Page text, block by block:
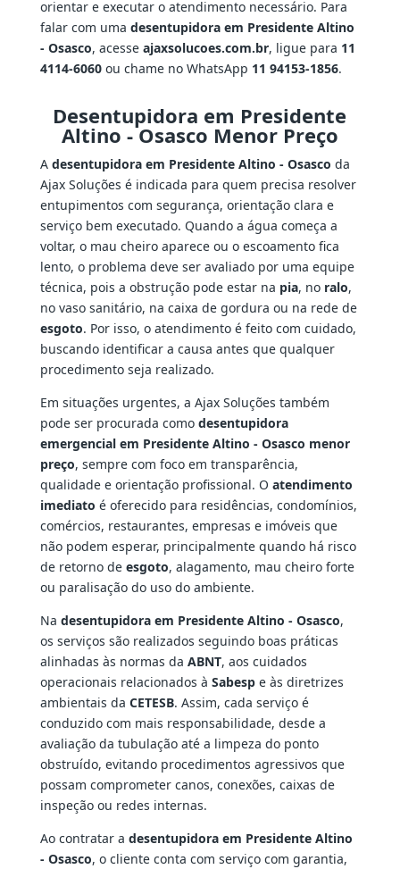
orientar e executar o atendimento necessário. Para
falar com uma desentupidora em Presidente Altino
- Osasco, acesse ajaxsolucoes.com.br, ligue para 11
4114-6060ou chame no WhatsApp 11 94153-1856.
Desentupidora em Presidente
Altino - Osasco Menor Preço
A desentupidora em Presidente Altino - Osasco da
Ajax Soluções é indicada para quem precisa resolver
entupimentos com segurança, orientação clara e
serviço bem executado. Quando a água começa a
voltar, o mau cheiro aparece ou o escoamento fica
lento, o problema deve ser avaliado por uma equipe
técnica, pois a obstrução pode estar na pia, no ralo,
no vaso sanitário, na caixa de gordura ou na rede de
esgoto. Por isso, o atendimento é feito com cuidado,
buscando identificar a causa antes que qualquer
procedimento seja realizado.
Em situações urgentes, a Ajax Soluções também
pode ser procurada como desentupidora
emergencial em Presidente Altino - Osasco menor
preço, sempre com foco em transparência,
qualidade e orientação profissional. O atendimento
imediato é oferecido para residências, condomínios,
comércios, restaurantes, empresas e imóveis que
não podem esperar, principalmente quando há risco
de retorno de esgoto, alagamento, mau cheiro forte
ou paralisação do uso do ambiente.
Na desentupidora em Presidente Altino - Osasco,
os serviços são realizados seguindo boas práticas
alinhadas às normas da ABNT, aos cuidados
operacionais relacionados à Sabespe às diretrizes
ambientais da CETESB. Assim, cada serviço é
conduzido com mais responsabilidade, desde a
avaliação da tubulação até a limpeza do ponto
obstruído, evitando procedimentos agressivos que
possam comprometer canos, conexões, caixas de
inspeção ou redes internas.
Ao contratar a desentupidora em Presidente Altino
- Osasco, o cliente conta com serviço com garantia,